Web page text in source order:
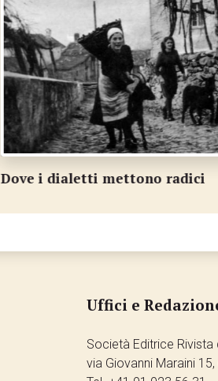
Viaggio tra i dialetti
Uffici e
Società Editrice Rivista
via Giovanni Maraini